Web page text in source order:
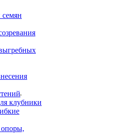
семян
клубники
опоры,